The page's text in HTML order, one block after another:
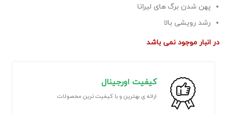
پهن شدن برگ های لیراتا
رشد رویشی بالا
در انبار موجود نمی باشد
کیفیت اورجینال
ارائه ی بهترین و با کیفیت ترین محصولات